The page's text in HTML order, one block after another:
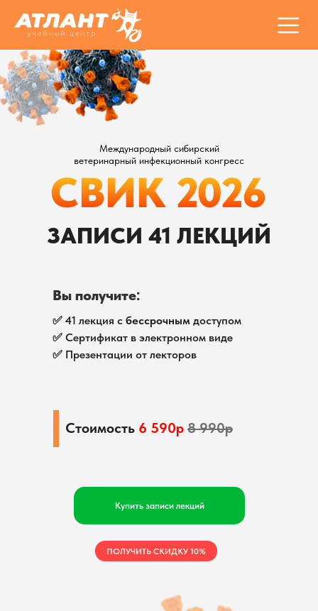
СВИК 2026
ЗАПИСИ 41 ЛЕКЦИЙ
✅ 41 лекция с бессрочным доступом
✅ Сертификат в электронном виде
✅ Презентации от лекторов
Стоимость 6 590р 8 990р
Купить записи лекций
Вы получите:
ПОЛУЧИТЬ СКИДКУ 10%
Международный сибирский
ветеринарный инфекционный конгресс